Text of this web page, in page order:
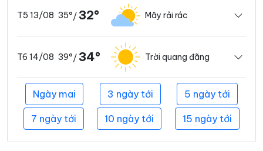
T5 13/08 35°/ 32° Mây rải rác
T6 14/08 39°/ 34° Trời quang đãng
Ngày mai 3 ngày tới 5 ngày tới
7 ngày tới 10 ngày tới 15 ngày tới